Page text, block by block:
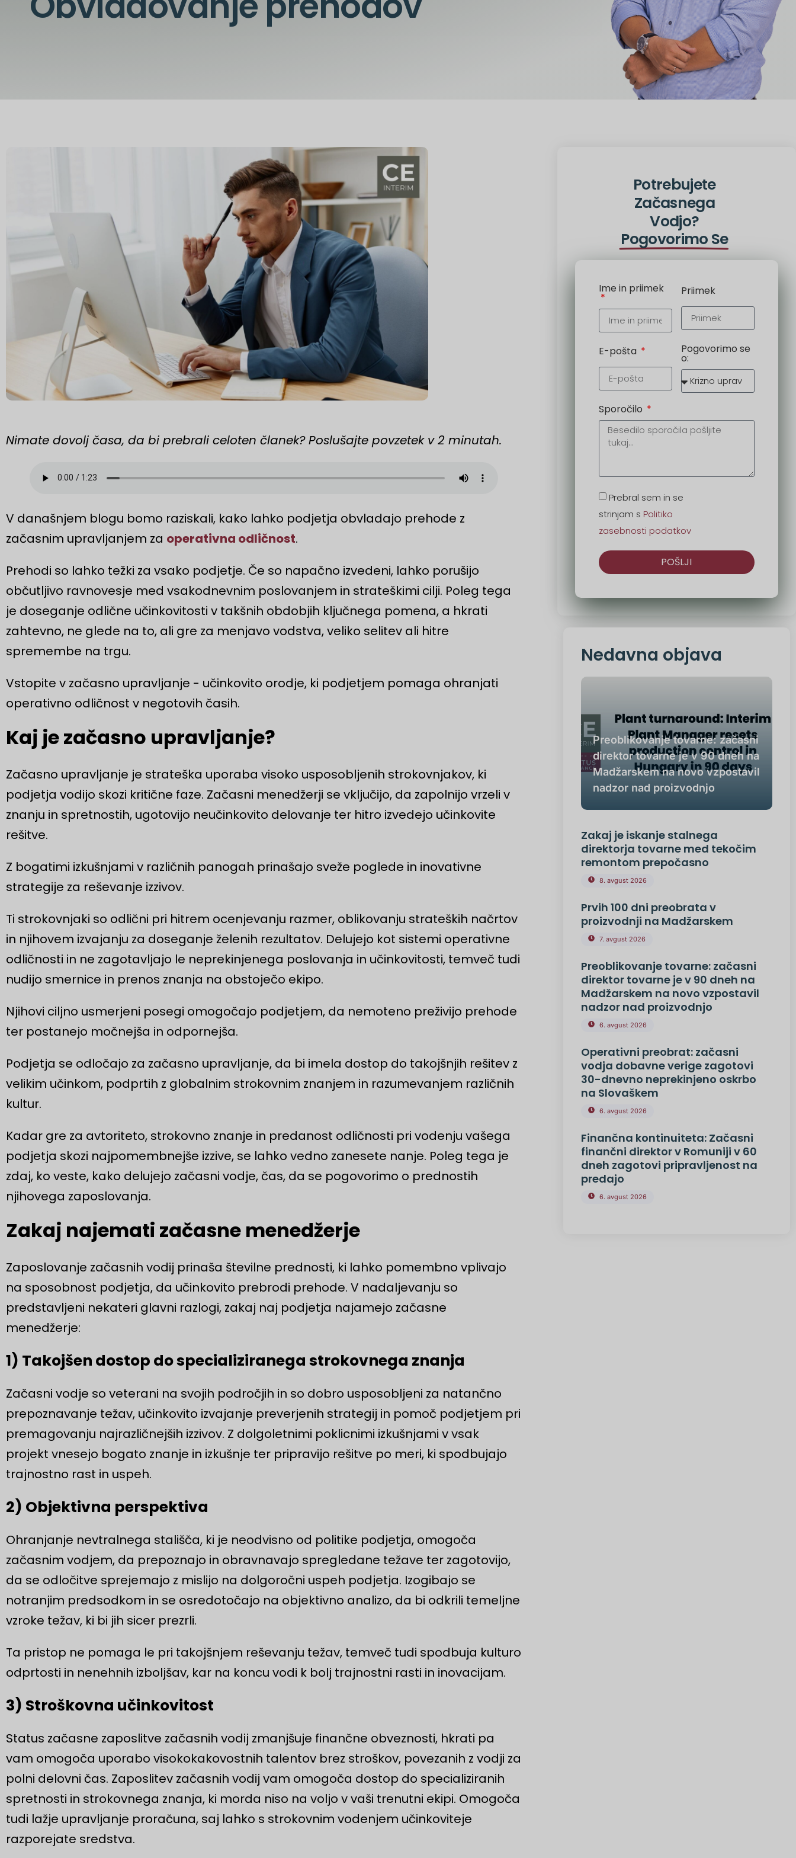
Nimate dovolj časa, da bi prebrali celoten članek? Poslušajte povzetek v 2 minutah.
V današnjem blogu bomo raziskali, kako lahko podjetja obvladajo prehode z
začasnim upravljanjem za operativna odličnost.
Prehodi so lahko težki za vsako podjetje. Če so napačno izvedeni, lahko porušijo
občutljivo ravnovesje med vsakodnevnim poslovanjem in strateškimi cilji. Poleg tega
je doseganje odlične učinkovitosti v takšnih obdobjih ključnega pomena, a hkrati
zahtevno, ne glede na to, ali gre za menjavo vodstva, veliko selitev ali hitre
spremembe na trgu.
Vstopite v začasno upravljanje - učinkovito orodje, ki podjetjem pomaga ohranjati
operativno odličnost v negotovih časih.
Kaj je začasno upravljanje?
Začasno upravljanje je strateška uporaba visoko usposobljenih strokovnjakov, ki
podjetja vodijo skozi kritične faze. Začasni menedžerji se vključijo, da zapolnijo vrzeli v
znanju in spretnostih, ugotovijo neučinkovito delovanje ter hitro izvedejo učinkovite
rešitve.
Z bogatimi izkušnjami v različnih panogah prinašajo sveže poglede in inovativne
strategije za reševanje izzivov.
Ti strokovnjaki so odlični pri hitrem ocenjevanju razmer, oblikovanju strateških načrtov
in njihovem izvajanju za doseganje želenih rezultatov. Delujejo kot sistemi operativne
odličnosti in ne zagotavljajo le neprekinjenega poslovanja in učinkovitosti, temveč tudi
nudijo smernice in prenos znanja na obstoječo ekipo.
Njihovi ciljno usmerjeni posegi omogočajo podjetjem, da nemoteno preživijo prehode
ter postanejo močnejša in odpornejša.
Podjetja se odločajo za začasno upravljanje, da bi imela dostop do takojšnjih rešitev z
velikim učinkom, podprtih z globalnim strokovnim znanjem in razumevanjem različnih
kultur.
Kadar gre za avtoriteto, strokovno znanje in predanost odličnosti pri vodenju vašega
podjetja skozi najpomembnejše izzive, se lahko vedno zanesete nanje. Poleg tega je
zdaj, ko veste, kako delujejo začasni vodje, čas, da se pogovorimo o prednostih
njihovega zaposlovanja.
Zakaj najemati začasne menedžerje
Zaposlovanje začasnih vodij prinaša številne prednosti, ki lahko pomembno vplivajo
na sposobnost podjetja, da učinkovito prebrodi prehode. V nadaljevanju so
predstavljeni nekateri glavni razlogi, zakaj naj podjetja najamejo začasne
menedžerje:
1) Takojšen dostop do specializiranega strokovnega znanja
Začasni vodje so veterani na svojih področjih in so dobro usposobljeni za natančno
prepoznavanje težav, učinkovito izvajanje preverjenih strategij in pomoč podjetjem pri
premagovanju najrazličnejših izzivov. Z dolgoletnimi poklicnimi izkušnjami v vsak
projekt vnesejo bogato znanje in izkušnje ter pripravijo rešitve po meri, ki spodbujajo
trajnostno rast in uspeh.
2) Objektivna perspektiva
Ohranjanje nevtralnega stališča, ki je neodvisno od politike podjetja, omogoča
začasnim vodjem, da prepoznajo in obravnavajo spregledane težave ter zagotovijo,
da se odločitve sprejemajo z mislijo na dolgoročni uspeh podjetja. Izogibajo se
notranjim predsodkom in se osredotočajo na objektivno analizo, da bi odkrili temeljne
vzroke težav, ki bi jih sicer prezrli.
Ta pristop ne pomaga le pri takojšnjem reševanju težav, temveč tudi spodbuja kulturo
odprtosti in nenehnih izboljšav, kar na koncu vodi k bolj trajnostni rasti in inovacijam.
3) Stroškovna učinkovitost
Status začasne zaposlitve začasnih vodij zmanjšuje finančne obveznosti, hkrati pa
vam omogoča uporabo visokokakovostnih talentov brez stroškov, povezanih z vodji za
polni delovni čas. Zaposlitev začasnih vodij vam omogoča dostop do specializiranih
spretnosti in strokovnega znanja, ki morda niso na voljo v vaši trenutni ekipi. Omogoča
tudi lažje upravljanje proračuna, saj lahko s strokovnim vodenjem učinkoviteje
razporejate sredstva.
Potrebujete
Začasnega
Vodjo?
Pogovorimo Se
Ime in priimek Priimek
E-pošta Pogovorimo se
o:
Sporočilo
Prebral sem in se
strinjam s Politiko
zasebnosti podatkov
POŠLJI
Druga
Nedavna objava
Preoblikovanje tovarne: začasni
direktor tovarne je v 90 dneh na
Madžarskem na novo vzpostavil
nadzor nad proizvodnjo
Zakaj je iskanje stalnega
direktorja tovarne med tekočim
remontom prepočasno
8. avgust 2026
Prvih 100 dni preobrata v
proizvodnji na Madžarskem
7. avgust 2026
Preoblikovanje tovarne: začasni
direktor tovarne je v 90 dneh na
Madžarskem na novo vzpostavil
nadzor nad proizvodnjo
6. avgust 2026
Operativni preobrat: začasni
vodja dobavne verige zagotovi
30-dnevno neprekinjeno oskrbo
na Slovaškem
6. avgust 2026
Finančna kontinuiteta: Začasni
finančni direktor v Romuniji v 60
dneh zagotovi pripravljenost na
predajo
6. avgust 2026